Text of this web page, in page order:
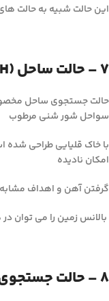
این حالت شبیه به حالت
7 – حالت ساحل (BEACH)
حالت جستجوی ساحل
سواحل شور شنی مرطوب
با خاک قلیایی طراحی شده
امکان نادیده
گرفتن آهن و اهداف
بالانس زمین را می توان
8 – حالت جستجوی عمیق)